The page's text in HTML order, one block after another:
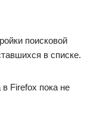
поисковой
в списке.
Firefox пока не